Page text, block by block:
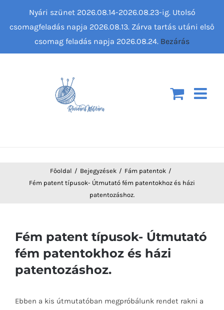
Főoldal Bejegyzések
Fám patentok
Fém patent típusok- Útmutató fém patentokhoz és házi
patentozáshoz.
Fém patent típusok- Útmutató
fém patentokhoz és házi
patentozáshoz.
Ebben a kis útmutatóban megpróbálunk rendet rakni a
Nyári szünet 2026.08.14-2026.08.23-ig. Utolsó
csomagfeladás napja 2026.08.13. Zárva tartás utáni első
csomag feladás napja 2026.08.24. Bezárás